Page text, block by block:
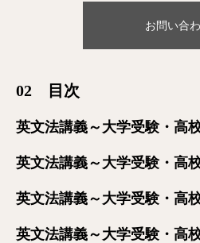
お問い合
02 目次
英文法講義～大学受験・高
英文法講義～大学受験・高
英文法講義～大学受験・高
英文法講義～大学受験・高